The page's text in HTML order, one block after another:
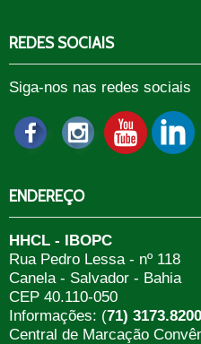
REDES SOCIAIS
Siga-nos nas redes sociais
ENDEREÇO
HHCL - IBOPC
Rua Pedro Lessa - nº 118
Canela - Salvador - Bahia
CEP 40.110-050
Informações: (71) 3173.8200
Central de Marcação